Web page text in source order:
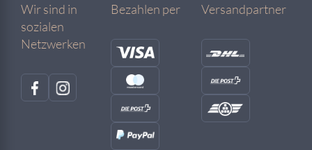
Wir sind in
sozialen
Netzwerken
Bezahlen per Versandpartner